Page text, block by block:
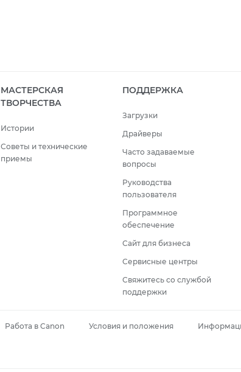
МАСТЕРСКАЯ
ТВОРЧЕСТВА
Истории
Советы и технические
приемы
ПОДДЕРЖКА
Загрузки
Драйверы
Часто задаваемые
вопросы
Руководства
пользователя
Программное
обеспечение
Сайт для бизнеса
Сервисные центры
Свяжитесь со службой
поддержки
Работа в Canon Условия и положения